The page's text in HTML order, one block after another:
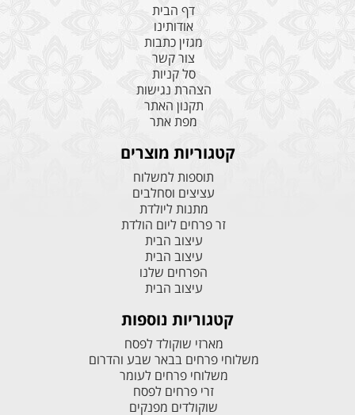
דף הבית
אודותינו
מגזין כתבות
צור קשר
סל קניות
הצהרת נגישות
תקנון האתר
מפת אתר
קטגוריות מוצרים
תוספות למשלוח
עציצים וסחלבים
מתנות ליולדת
זר פרחים ליום הולדת
עיצוב הבית
עיצוב הבית
הפרחים שלנו
עיצוב הבית
קטגוריות נוספות
מארזי שוקולד לפסח
משלוחי פרחים בבאר שבע והדרום
משלוחי פרחים לעומר
זרי פרחים לפסח
שוקולדים מפנקים